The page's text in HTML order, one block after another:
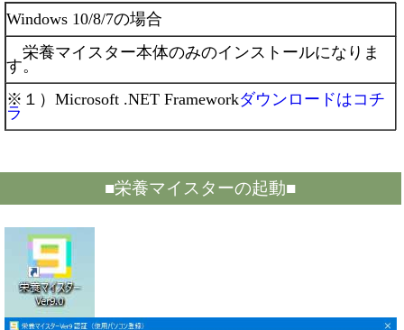
Windows 10/8/7の場合
栄養マイスター本体のみのインストールになりま
す。
※１）Microsoft .NET Frameworkダウンロードはコチ
ラ
■栄養マイスターの起動■